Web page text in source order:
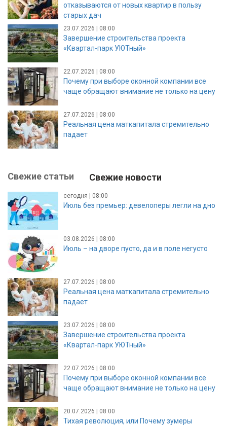
отказываются от новых квартир в пользу
старых дач
23.07.2026 | 08:00
Завершение строительства проекта
«Квартал-парк УЮТный»
22.07.2026 | 08:00
Почему при выборе оконной компании все
чаще обращают внимание не только на цену
27.07.2026 | 08:00
Реальная цена маткапитала стремительно
падает
Свежие статьи Свежие новости
сегодня | 08:00
Июль без премьер: девелоперы легли на дно
03.08.2026 | 08:00
Июль – на дворе пусто, да и в поле негусто
27.07.2026 | 08:00
Реальная цена маткапитала стремительно
падает
23.07.2026 | 08:00
Завершение строительства проекта
«Квартал-парк УЮТный»
22.07.2026 | 08:00
Почему при выборе оконной компании все
чаще обращают внимание не только на цену
20.07.2026 | 08:00
Тихая революция, или Почему зумеры